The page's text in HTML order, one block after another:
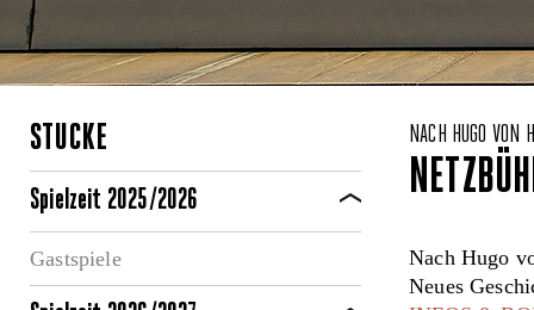
STÜCKE
Spielzeit 2025/2026
Gastspiele
NACH HUGO VON
Nach Hugo
Neues